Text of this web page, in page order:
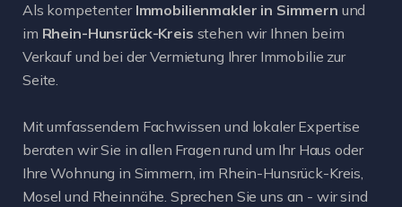
Als kompetenter Immobilienmakler in Simmern und
im Rhein-Hunsrück-Kreis stehen wir Ihnen beim
Verkauf und bei der Vermietung Ihrer Immobilie zur
Seite.
Mit umfassendem Fachwissen und lokaler Expertise
beraten wir Sie in allen Fragen rund um Ihr Haus oder
Ihre Wohnung in Simmern, im Rhein-Hunsrück-Kreis,
Mosel und Rheinnähe. Sprechen Sie uns an - wir sind